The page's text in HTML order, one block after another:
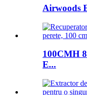
Airwoods
100CMH
E...